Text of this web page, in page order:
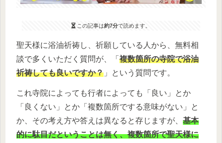
この記事は約7分で読めます。
聖天様に浴油祈祷し、祈願している人から、無料相
談で多くいただく質問が、「 複数箇所の寺院で浴油
祈祷しても良いですか？ 」という質問です。
これ寺院によっても行者によっても「良い」とか
「良くない」とか「複数箇所でする意味がない」と
か、その考え方や答えは異なると存じますが、 基本
的に駄目だということは無く、複数箇所で聖天様に